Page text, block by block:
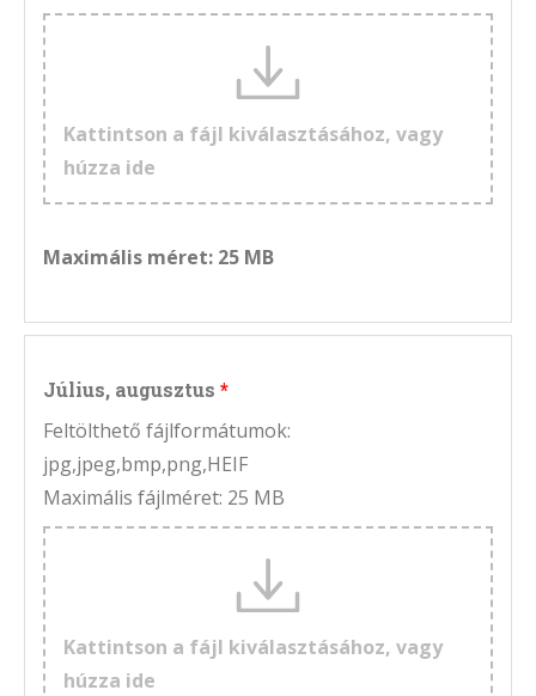
Kattintson a fájl kiválasztásához, vagy
húzza ide
Maximális méret: 25 MB
Július, augusztus
Feltölthető fájlformátumok:
jpg,jpeg,bmp,png,HEIF
Maximális fájlméret: 25 MB
Kattintson a fájl kiválasztásához, vagy
húzza ide